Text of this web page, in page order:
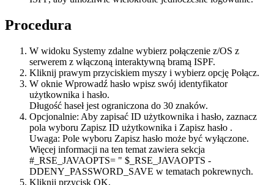
Procedura
W widoku Systemy zdalne wybierz połączenie z/OS z
serwerem z włączoną interaktywną bramą ISPF.
Kliknij prawym przyciskiem myszy i wybierz opcję Połącz.
W oknie Wprowadź hasło wpisz swój identyfikator
użytkownika i hasło.
Długość haseł jest ograniczona do 30 znaków.
Opcjonalnie: Aby zapisać ID użytkownika i hasło, zaznacz
pola wyboru Zapisz ID użytkownika i Zapisz hasło .
Uwaga: Pole wyboru Zapisz hasło może być wyłączone.
Więcej informacji na ten temat zawiera sekcja
#_RSE_JAVAOPTS= " $_RSE_JAVAOPTS -
DDENY_PASSWORD_SAVE w tematach pokrewnych.
Kliknij przycisk OK.